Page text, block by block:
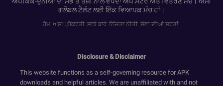
ਗਲੋਬਲ ਟੈਲੰਟ ਲਈ ਇੱਕ ਵਿਆਪਕ ਮੰਚ ਹਾਂ।
ਹੋਮ ਅਸ्वीਕਰਤੀ ਸਾਡੇ ਬਾਰੇ ਨਿੱਜਤਾ ਨੀਤੀ ਸੇਵਾ ਦੀਆਂ ਸ਼ਰਤਾਂ
Disclosure & Disclaimer
This website functions as a self-governing resource for APK
downloads and helpful articles. We are unaffiliated with and not